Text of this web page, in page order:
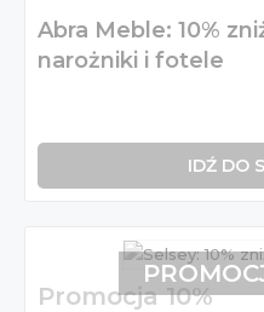
Abra Meble: 10%
narożniki i fotele
IDŹ DO
Promocja 10%